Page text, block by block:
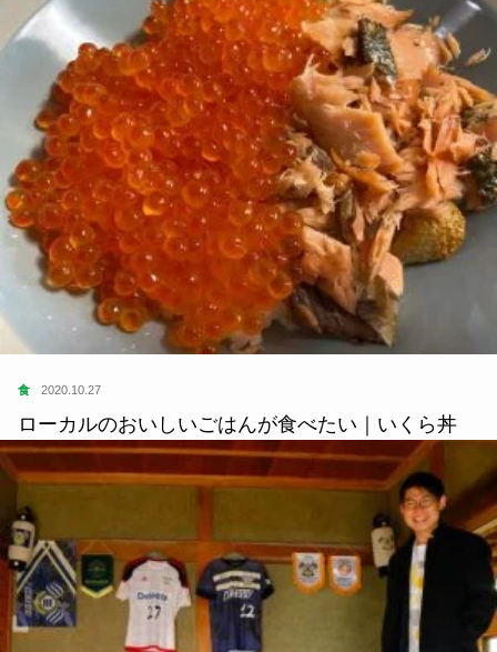
食 2021.09.04
北陸地方初登場の「Good Morning Table」が大和富
山店にポップアップ出店